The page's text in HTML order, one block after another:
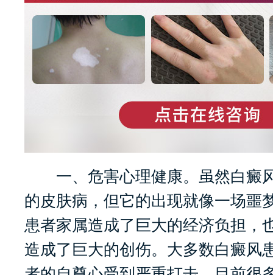
一、危害心理健康。虽然白癜
的皮肤病，但它的出现就像一场噩
患者家属造成了巨大的经济负担，
造成了巨大的创伤。大多数白癜风